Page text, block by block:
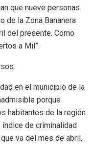
que nueve personas
de la Zona Bananera
del presente. Como
a Mil”.
en el municipio de la
porque
habitantes de la región
índice de criminalidad
va del mes de abril.